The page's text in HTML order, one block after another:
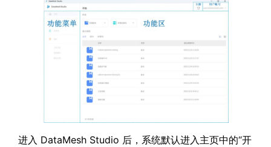
进入 DataMesh Studio 后，系统默认进入主页中的“开